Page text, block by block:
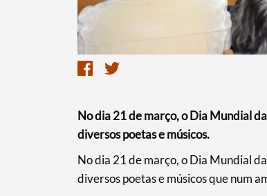
Categorias gerais
No dia 21 de março, o Dia Mundial
diversos poetas e músicos.
​No dia 21 de março, o Dia Mundial
diversos poetas e músicos que num